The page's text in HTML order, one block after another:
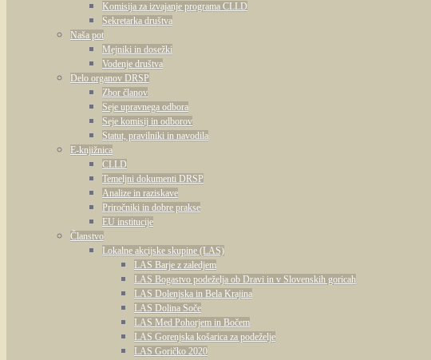
Komisija za izvajanje programa CLLD
Sekretarka društva
Naša pot
Mejniki in dosežki
Vodenje društva
Delo organov DRSP
Zbor članov
Seje upravnega odbora
Seje komisij in odborov
Statut, pravilniki in navodila
E-knjižnica
CLLD
Temeljni dokumenti DRSP
Analize in raziskave
Priročniki in dobre prakse
EU institucije
Članstvo
Lokalne akcijske skupine (LAS)
LAS Barje z zaledjem
LAS Bogastvo podeželja ob Dravi in v Slovenskih goricah
LAS Dolenjska in Bela Krajina
LAS Dolina Soče
LAS Med Pohorjem in Bočem
LAS Gorenjska košarica za podeželje
LAS Goričko 2020